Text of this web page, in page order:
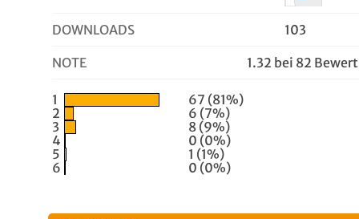
DOWNLOADS 103
NOTE 1.32 bei 82
1
67 (81%)
2
6 (7%)
3
8 (9%)
4
0 (0%)
5
1 (1%)
6
0 (0%)